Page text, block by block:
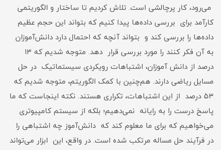
می‌رود، کار پرچالشی است. تلاش کردیم تا ساختار و الگوریتمی
کارآمد برای بررسی داده‌ها پیدا کنیم که بتواند این حجم عظیم
داده‌ها را بررسی کند و بتواند آنچه که احتمال دارد دانش‌آموزان
به آن فکر کنند را مورد بررسی قرار دهد. متوجه شدیم که ۱۳
درصد از دانش‌ آموزان، اشتباهات رویکردی سیستماتیک در حل
مسایل ریاضی دارند. هم‌چنین با کمک الگوریتم، متوجه شدیم که
۵۳ درصد از این اشتباهات، تکراری هستند. نکته اینجاست که ما
پاسخ درست را به رایانه نمی‌دهیم؛ بلکه از سیستم کامپیوتری
می‌خواهیم که برای ما معلوم کند که دانش‌آموز چه اشتباهی را
در فرآیند حل مساله مرتکب شده است. در واقع، این ابزار می‌تواند